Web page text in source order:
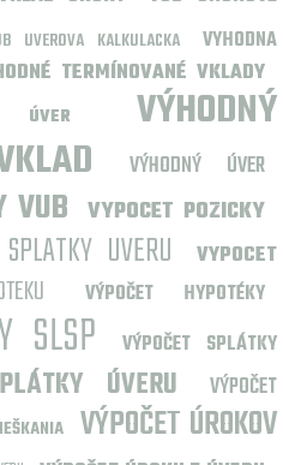
UVEROVA KALKULACKA
VYHODNA
TERMÍNOVANÉ VKLADY
ÚVER
VÝHODNÝ
VÝHODNÝ ÚVER
VUB VYPOCET POZICKY
UVERU
VYPOCET
VÝPOČET HYPOTÉKY
SLSP
VÝPOČET SPLÁTKY
ÚVERU
VÝPOČET
VÝPOČET ÚROKOV